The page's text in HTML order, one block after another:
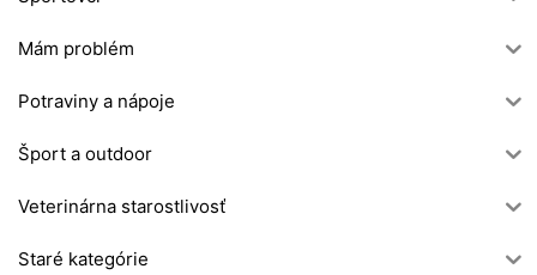
Mám problém
Potraviny a nápoje
Šport a outdoor
Veterinárna starostlivosť
Staré kategórie